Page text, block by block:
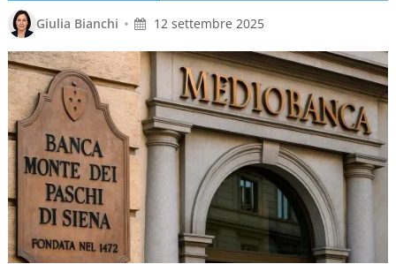
Giulia Bianchi • 12 settembre 2025